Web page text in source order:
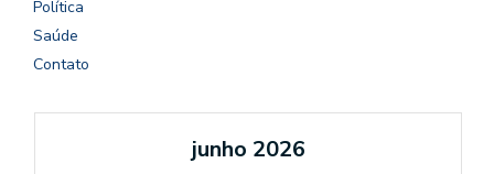
Política
Saúde
Contato
junho 2026